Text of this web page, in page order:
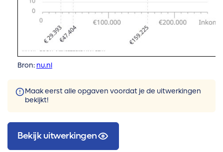
Bron: nu.nl
Maak eerst alle opgaven voordat je de uitwerkingen
bekijkt!
Bekijk uitwerkingen